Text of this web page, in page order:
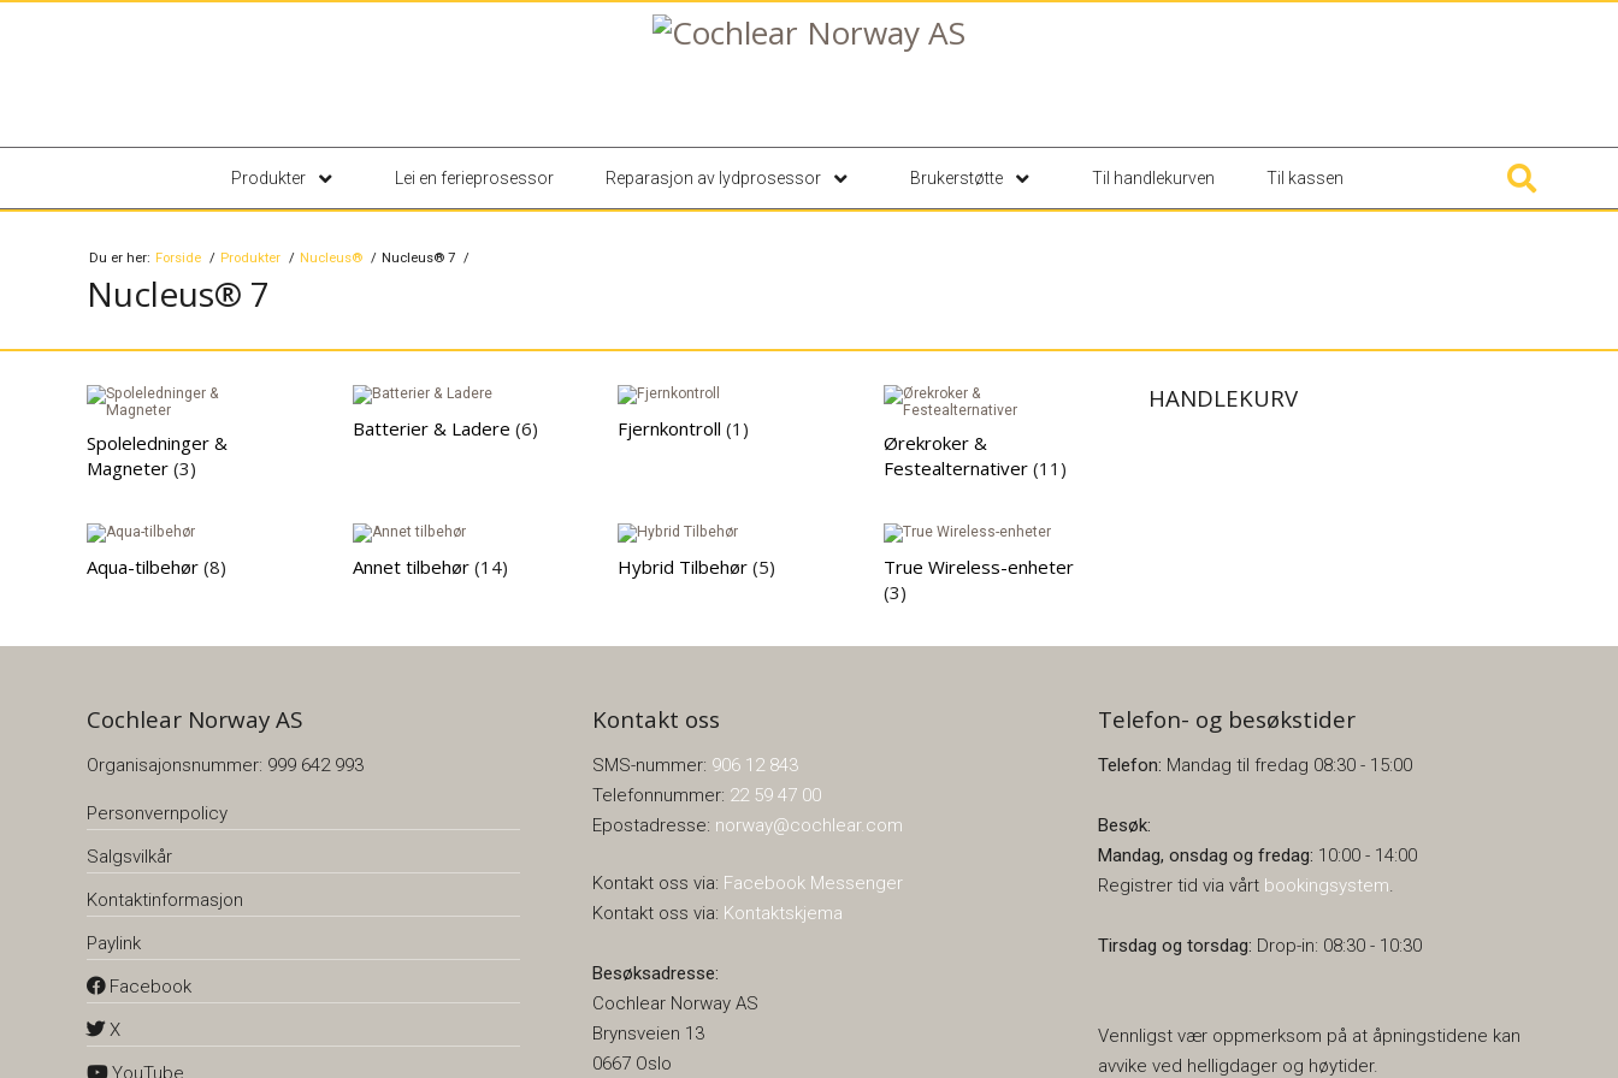
Produkter Lei en ferieprosessor Reparasjon av lydprosessor Brukerstøtte Til handlekurven Til kassen
Du er her: Forside Produkter Nucleus® Nucleus® 7
Nucleus® 7
Spoleledninger &
Magneter (3)
Batterier & Ladere (6) Fjernkontroll (1)
Ørekroker &
Festealternativer (11)
Aqua-tilbehør (8) Annet tilbehør (14) Hybrid Tilbehør (5)
True Wireless-enheter
(3)
HANDLEKURV
Cochlear Norway AS
Organisajonsnummer: 999 642 993
Personvernpolicy
Salgsvilkår
Kontaktinformasjon
Paylink
Facebook
X
YouTube
Kontakt oss
SMS-nummer: 906 12 843
Telefonnummer: 22 59 47 00
Epostadresse: norway@cochlear.com
Kontakt oss via: Facebook Messenger
Kontakt oss via: Kontaktskjema
Besøksadresse:
Cochlear Norway AS
Brynsveien 13
0667 Oslo
Telefon- og besøkstider
Telefon: Mandag til fredag 08:30 - 15:00
Besøk:
Mandag, onsdag og fredag: 10:00 - 14:00
Registrer tid via vårt bookingsystem.
Tirsdag og torsdag: Drop-in: 08:30 - 10:30
Vennligst vær oppmerksom på at åpningstidene kan
avvike ved helligdager og høytider.